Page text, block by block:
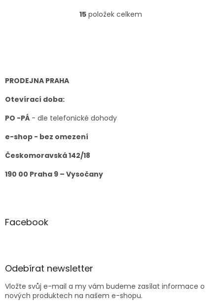
O
v
k
15položek celkem
PRODEJNA PRAHA
Otevírací doba:
PO -PÁ - dle telefonické dohody
e-shop - bez omezení
Českomoravská 142/18
190 00 Praha 9 – Vysočany
Facebook
Odebírat newsletter
Vložte svůj e-mail a my vám budeme zasílat informace o
nových produktech na našem e-shopu.